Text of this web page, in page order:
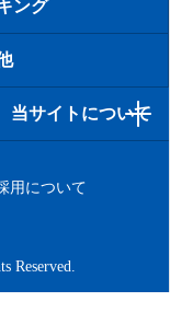
ング
当サイトについて
用について